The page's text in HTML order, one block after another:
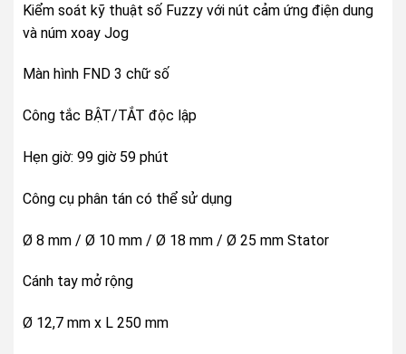
Kiểm soát kỹ thuật số Fuzzy với nút cảm ứng điện dung
và núm xoay Jog
Màn hình FND 3 chữ số
Công tắc BẬT/TẮT độc lập
Hẹn giờ: 99 giờ 59 phút
Công cụ phân tán có thể sử dụng
Ø 8 mm / Ø 10 mm / Ø 18 mm / Ø 25 mm Stator
Cánh tay mở rộng
Ø 12,7 mm x L 250 mm